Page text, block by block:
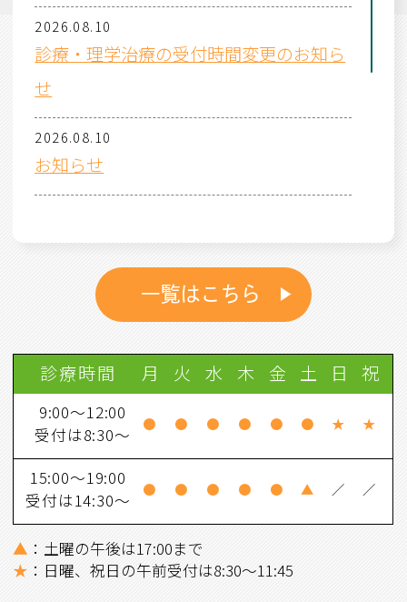
2026.08.10
診療・理学治療の受付時間変更のお知ら
せ
2026.08.10
お知らせ
医師変更のお知らせ
2026.08.10
土日祝日担当医師のお知らせ
2026.08.10
診察Web予約のお知らせ
2026.08.10
スタッフ募集しています
一覧はこちら
診療時間 月 火 水 木 金 土 日 祝
9:00～12:00
受付は8:30～
● ● ● ● ● ● ★ ★
15:00～19:00
受付は14:30～
● ● ● ● ● ▲ ／ ／
▲ ：土曜の午後は17:00まで
★ ：日曜、祝日の午前受付は8:30～11:45